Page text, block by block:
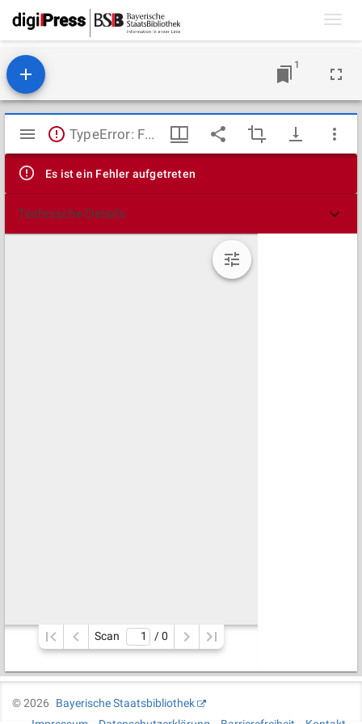
1
Mirador
Viewer
TypeError: Failed to fetch
Es ist ein Fehler aufgetreten
Technische Details
Scan / 0
©2026
Bayerische Staatsbibliothek